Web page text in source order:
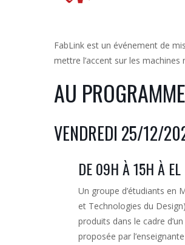
FabLink est un événement de
mettre l’accent sur les
AU
VENDREDI 25/12/
DE 09H À 15H À EL
Un groupe d’étudiants en
et Technologies du
produits dans le cadre
proposée par